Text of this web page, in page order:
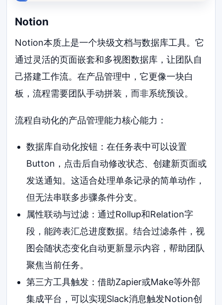
Notion
Notion本质上是一个块级文档与数据库工具。它
通过灵活的页面嵌套和多视图数据库，让团队自
己搭建工作流。在产品管理中，它更像一块白
板，流程需要团队手动拼装，而非系统预设。
流程自动化的产品管理能力核心能力：
数据库自动化按钮：在任务表中可以设置
Button，点击后自动修改状态、创建新页面或
发送通知。这适合处理单条记录的简单动作，
但无法串联多步骤条件分支。
属性联动与过滤：通过Rollup和Relation字
段，能跨表汇总进度数据。结合过滤条件，视
图会随状态变化自动更新显示内容，帮助团队
聚焦当前任务。
第三方工具触发：借助Zapier或Make等外部
集成平台，可以实现Slack消息触发Notion创